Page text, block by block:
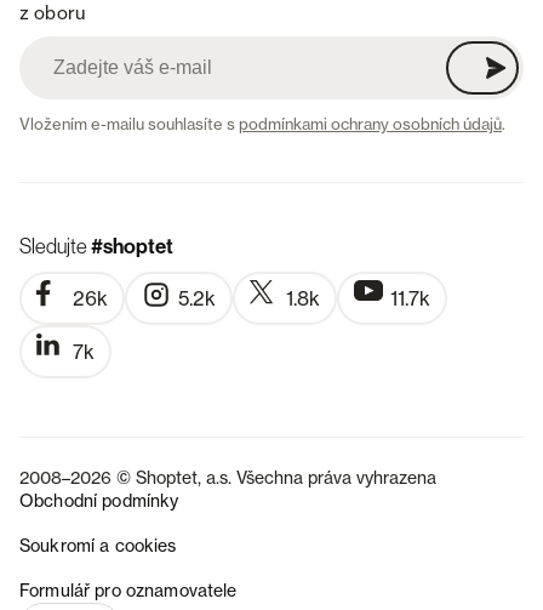
z oboru
Vložením e-mailu souhlasíte spodmínkami ochrany osobních údajů.
Sledujte#shoptet
26k 5.2k 1.8k 11.7k
7k
2008–2026 © Shoptet, a.s. Všechna práva vyhrazena
Obchodní podmínky
Soukromí a cookies
Formulář pro oznamovatele